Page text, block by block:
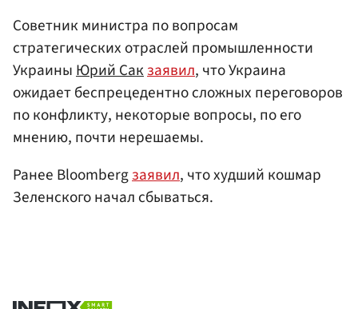
Советник министра по вопросам
стратегических отраслей промышленности
УкраиныЮрий Сакзаявил, что Украина
ожидает беспрецедентно сложных переговоров
по конфликту, некоторые вопросы, по его
мнению, почти нерешаемы.
Ранее Bloombergзаявил, что худший кошмар
Зеленского начал сбываться.